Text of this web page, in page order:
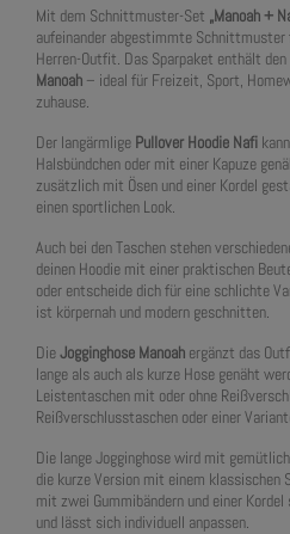
Mit dem Schnittmuster-Set „Manoah +
aufeinander abgestimmte Schnittmuster
Herren-Outfit. Das Sparpaket enthält den
Manoah – ideal für Freizeit, Sport,
zuhause.
Der langärmlige Pullover Hoodie Nafi
Halsbündchen oder mit einer Kapuze
zusätzlich mit Ösen und einer Kordel
einen sportlichen Look.
Auch bei den Taschen stehen
deinen Hoodie mit einer praktischen
oder entscheide dich für eine schlichte
ist körpernah und modern geschnitten.
DieJogginghose Manoah ergänzt das
lange als auch als kurze Hose genäht
Leistentaschen mit oder ohne
Reißverschlusstaschen oder einer
Die lange Jogginghose wird mit
die kurze Version mit einem klassischen
mit zwei Gummibändern und einer
und lässt sich individuell anpassen.